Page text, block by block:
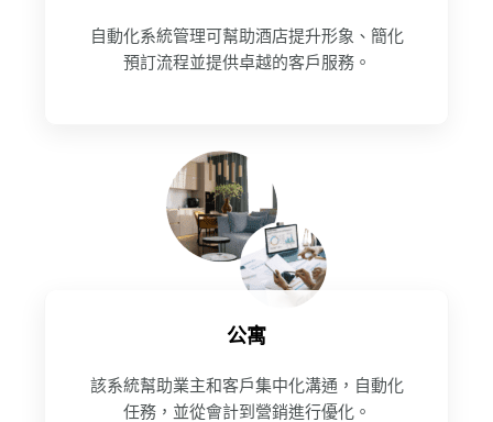
自動化系統管理可幫助酒店提升形象、簡化
預訂流程並提供卓越的客戶服務。
公寓
該系統幫助業主和客戶集中化溝通，自動化
任務，並從會計到營銷進行優化。